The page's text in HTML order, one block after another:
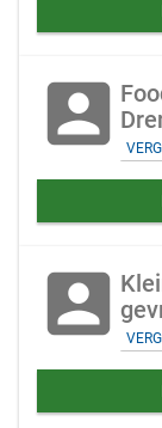
account_box
account_box